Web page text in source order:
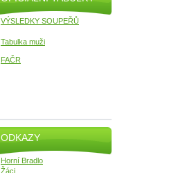
VÝSLEDKY SOUPEŘŮ
Tabulka muži
FAČR
ODKAZY
Horní Bradlo
Žáci